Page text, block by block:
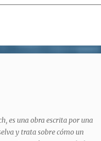
es una obra escrita por una
y trata sobre cómo un